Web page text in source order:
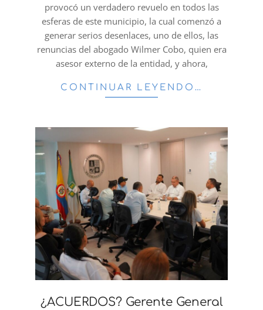
provocó un verdadero revuelo en todos las
esferas de este municipio, la cual comenzó a
generar serios desenlaces, uno de ellos, las
renuncias del abogado Wilmer Cobo, quien era
asesor externo de la entidad, y ahora,
CONTINUAR LEYENDO…
¿ACUERDOS? Gerente General